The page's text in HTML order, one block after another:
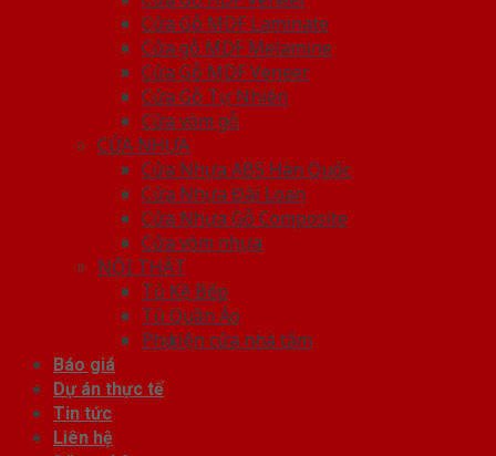
Cửa Gỗ MDF Laminate
Cửa gỗ MDF Melamine
Cửa Gỗ MDF Veneer
Cửa Gỗ Tự Nhiên
Cửa vòm gỗ
CỬA NHỰA
Cửa Nhựa ABS Hàn Quốc
Cửa Nhựa Đài Loan
Cửa Nhựa Gỗ Composite
Cửa vòm nhựa
NỘI THẤT
Tủ Kệ Bếp
Tủ Quần Áo
Phụ kiện cửa nhà tắm
Báo giá
Dự án thực tế
Tin tức
Liên hệ